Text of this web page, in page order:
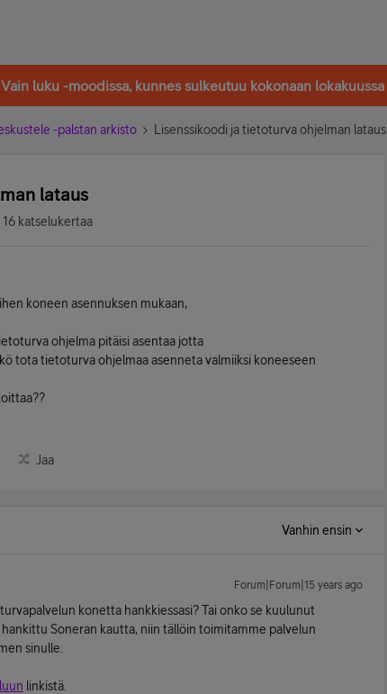
luku -moodissa, kunnes sulkeutuu kokonaan lokakuussa
-palstan arkisto Lisenssikoodi ja tietoturva ohjelman lataus
lataus
16 katselukertaa
koneen asennuksen mukaan,
ohjelma pitäisi asentaa jotta
tota tietoturva ohjelmaa asenneta valmiiksi koneeseen
Jaa
Vanhin ensin
Forum|Forum|15 years ago
konetta hankkiessasi? Tai onko se kuulunut
Soneran kautta, niin tällöin toimitamme palvelun
sinulle.
linkistä.